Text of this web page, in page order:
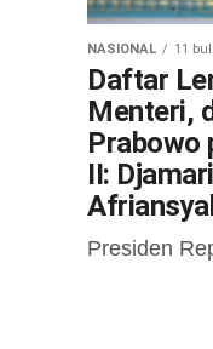
NASIONAL 11
Daftar
Menteri,
Prabowo
II:
Presiden
Kabinet
Jakarta,